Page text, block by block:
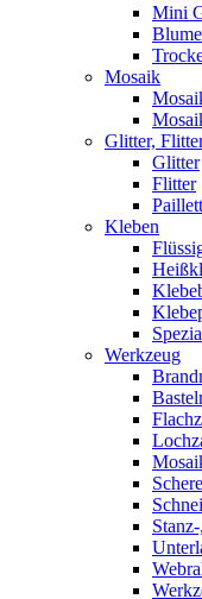
Mini
Mosaik
Glitter,
Glitter
Flitter
Kleben
Werkzeug